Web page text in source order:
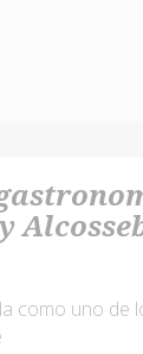
como uno de